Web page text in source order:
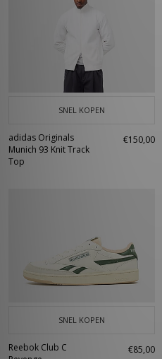
SNEL KOPEN
adidas Originals
Munich 93 Knit Track
Top
€150,00
SNEL KOPEN
Reebok Club C
€85,00